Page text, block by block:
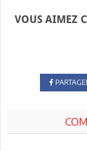
VOUS AIMEZ